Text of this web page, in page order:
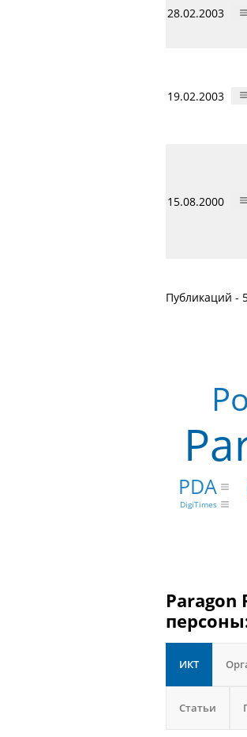
28.02.2003
19.02.2003
15.08.2000
Публикаций -
PDA
DigiTimes
Paragon
ИКТ
Статьи